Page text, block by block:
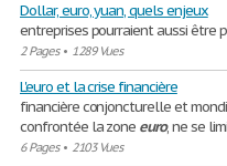
Dollar, euro, yuan, quels enjeux
entreprises pourraient aussi être
2 Pages• 1289 Vues
L'euro et la crise financière
financière conjoncturelle et
confrontée la zone euro, ne se
6 Pages• 2103 Vues